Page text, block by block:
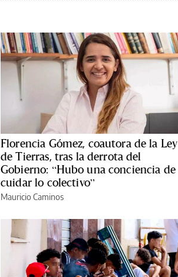
Florencia Gómez, coautora de la Ley
de Tierras, tras la derrota del
Gobierno: “Hubo una conciencia de
cuidar lo colectivo”
Mauricio Caminos